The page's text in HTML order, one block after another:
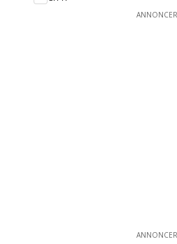
ANNONCER
ANNONCER